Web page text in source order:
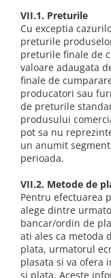
VII.1. Preturile
Cu exceptia
preturile
preturile finale de
valoare adaugata
finale de
producatori sau
de preturile
produsului
pot sa nu
un anumit
perioada.
VII.2. Metode de
Pentru efectuarea
alege dintre
bancar/ordin de
ati ales ca metoda
plata, urmatorul
plasata si va ofera
si plata. Aceste